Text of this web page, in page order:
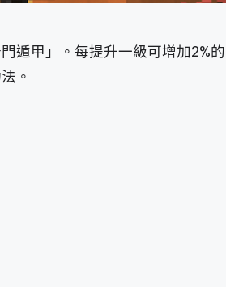
遁甲」。每提升一級可增加2%
。